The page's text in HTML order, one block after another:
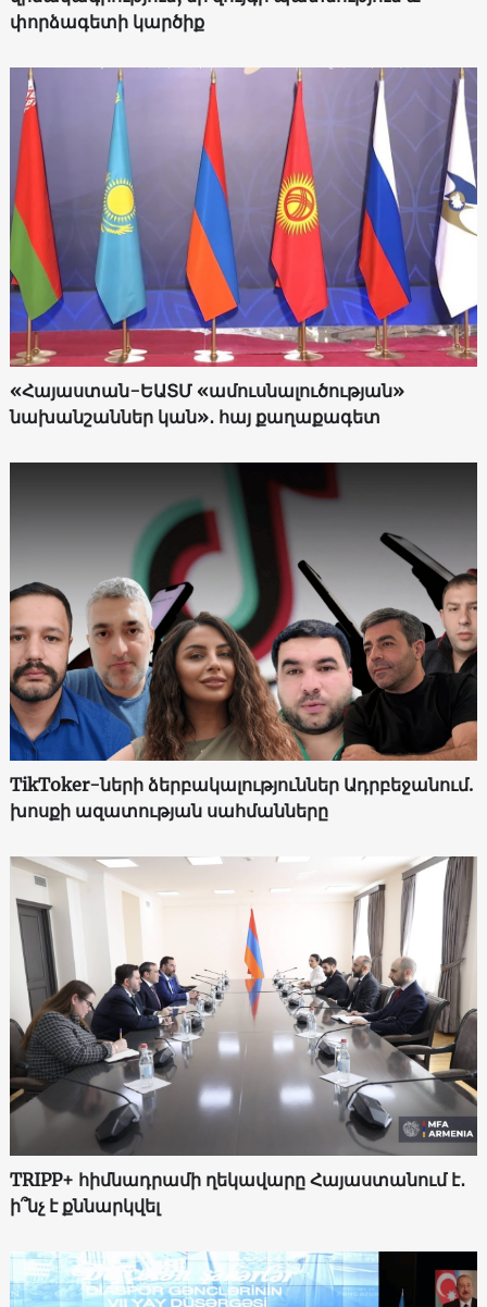
փորձագետի կարծիք
«Հայաստան-ԵԱՏՄ «ամուսնալուծության»
նախանշաններ կան»․ հայ քաղաքագետ
TikToker-ների ձերբակալություններ Ադրբեջանում.
խոսքի ազատության սահմանները
TRIPP+ հիմնադրամի ղեկավարը Հայաստանում է․
ի՞նչ է քննարկվել